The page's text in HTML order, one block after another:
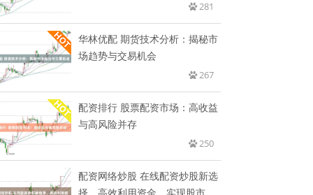
281
华林优配 期货技术分析：揭秘市
场趋势与交易机会
267
配资排行 股票配资市场：高收益
与高风险并存
250
配资网络炒股 在线配资炒股新选